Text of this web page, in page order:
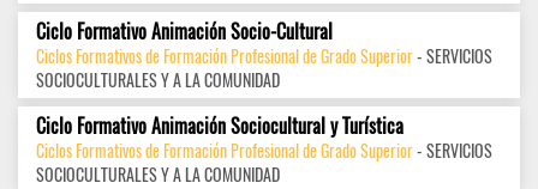
Ciclo Formativo Animación Socio-Cultural
Ciclos Formativos de Formación Profesional de Grado Superior- SERVICIOS
SOCIOCULTURALES Y A LA COMUNIDAD
Ciclo Formativo Animación Sociocultural y Turística
Ciclos Formativos de Formación Profesional de Grado Superior- SERVICIOS
SOCIOCULTURALES Y A LA COMUNIDAD